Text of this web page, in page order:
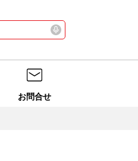
お問合せ